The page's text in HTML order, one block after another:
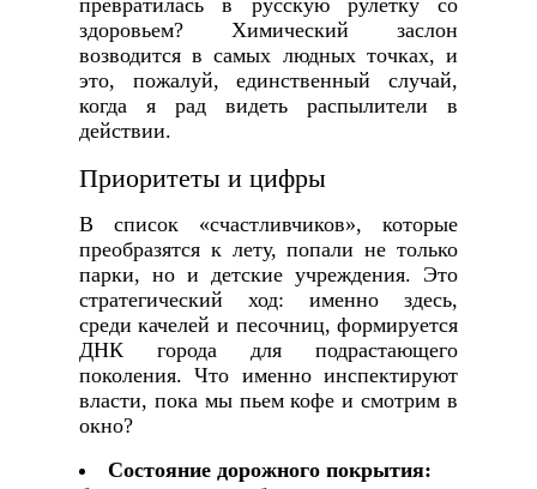
превратилась в русскую рулетку со
здоровьем? Химический заслон
возводится в самых людных точках, и
это, пожалуй, единственный случай,
когда я рад видеть распылители в
действии.
Приоритеты и цифры
В список «счастливчиков», которые
преобразятся к лету, попали не только
парки, но и детские учреждения. Это
стратегический ход: именно здесь,
среди качелей и песочниц, формируется
ДНК города для подрастающего
поколения. Что именно инспектируют
власти, пока мы пьем кофе и смотрим в
окно?
Состояние дорожного покрытия: